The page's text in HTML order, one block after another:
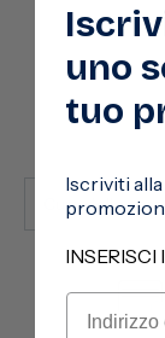
Cura della casa
uno
tuo
Iscriviti
INSERISCI